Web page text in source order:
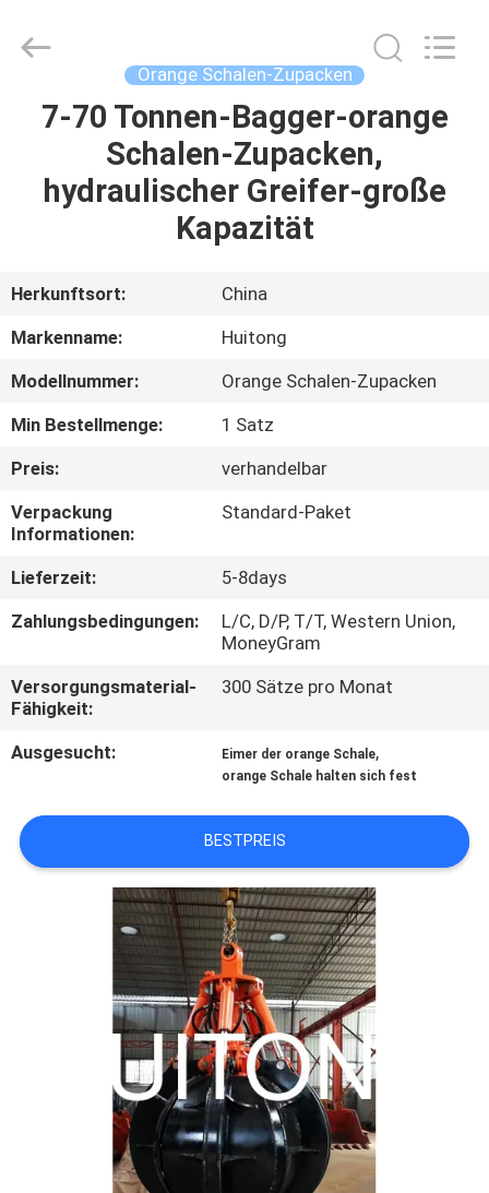
VR-
SHOW
ÜBER
UNS
WERKSBESICHTIGUNG
QUALITÄTSKONTROLLE
BITTE UM
EIN
SEITENVERZEICHNIS
DATENSCHUTZ-
BESTIMMUNGEN
Reserved.
Orange Schalen-Zupacken
7-70 Tonnen-Bagger-orange
Schalen-Zupacken,
hydraulischer Greifer-große
Kapazität
Herkunftsort:
China
Markenname:
Huitong
Modellnummer:
Orange Schalen-Zupacken
Min Bestellmenge:
1 Satz
Preis:
verhandelbar
Verpackung
Informationen:
Standard-Paket
Lieferzeit:
5-8days
Zahlungsbedingungen:
L/C, D/P, T/T, Western Union,
MoneyGram
Versorgungsmaterial-
Fähigkeit:
300 Sätze pro Monat
Ausgesucht: Eimer der orange Schale,
orange Schale halten sich fest
BESTPREIS